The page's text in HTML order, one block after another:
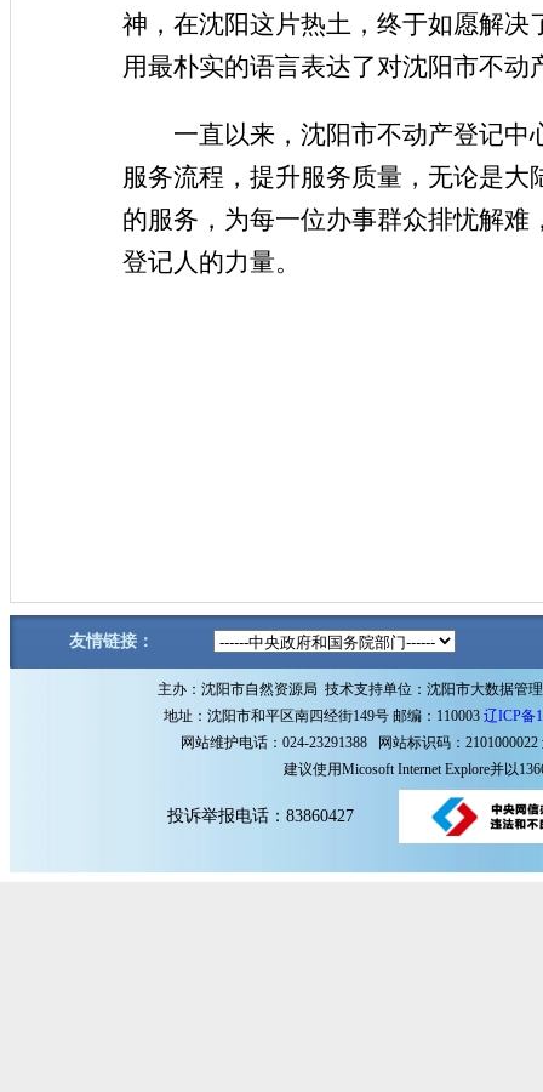
神，在沈阳这片热土，终于如愿解
用最朴实的语言表达了对沈阳市不
一直以来，沈阳市不动产登记中
服务流程，提升服务质量，无论是
的服务，为每一位办事群众排忧解
登记人的力量。
友情链接：
主办：沈阳市自然资源局 技术支持单位：沈阳市大数据管
地址：沈阳市和平区南四经街149号 邮编：110003 辽ICP备
网站维护电话：024-23291388 网站标识码：2101000022
建议使用Micosoft Internet Explore并以
投诉举报电话：83860427